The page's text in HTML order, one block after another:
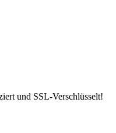
und SSL-Verschlüsselt!